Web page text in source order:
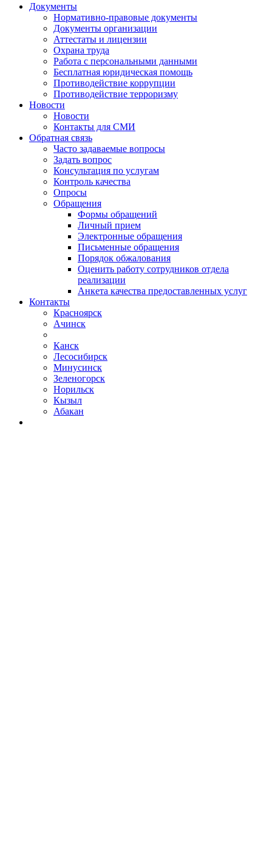
Документы
Нормативно-правовые документы
Документы организации
Аттестаты и лицензии
Охрана труда
Работа с персональными данными
Бесплатная юридическая помощь
Противодействие коррупции
Противодействие терроризму
Новости
Новости
Контакты для СМИ
Обратная связь
Часто задаваемые вопросы
Задать вопрос
Консультация по услугам
Контроль качества
Опросы
Обращения
Формы обращений
Личный прием
Электронные обращения
Письменные обращения
Порядок обжалования
Оценить работу сотрудников отдела
реализации
Анкета качества предоставленных услуг
Контакты
Красноярск
Ачинск
Канск
Лесосибирск
Минусинск
Зеленогорск
Норильск
Кызыл
Абакан